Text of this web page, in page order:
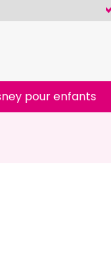
pour enfants